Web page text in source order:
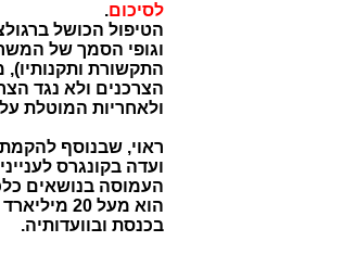
לסיכום.
הטיפול הכושל
וגופי הסמך של
התקשורת
הצרכנים ולא נגד
ולאחריות המוטלת
ראוי, שבנוסף
ועדה בקונגרס
העמוסה בנושאים
הוא מעל
בכנסת ובוועדותיה.